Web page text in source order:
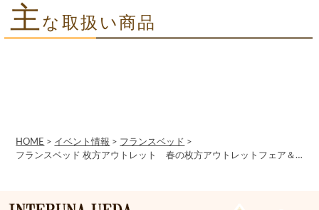
主 な取扱い商品
HOME > イベント情報 > フランスベッド >
フランスベッド 枚方アウトレット 春の枚方アウトレットフェア＆リクライニングベッドフェア 3/30